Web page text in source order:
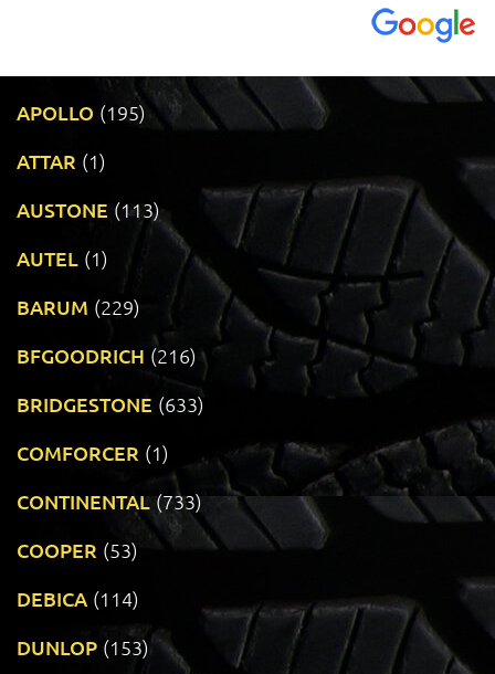
APOLLO (195)
ATTAR (1)
AUSTONE (113)
AUTEL (1)
BARUM (229)
BFGOODRICH (216)
BRIDGESTONE (633)
COMFORCER (1)
CONTINENTAL (733)
COOPER (53)
DEBICA (114)
DUNLOP (153)